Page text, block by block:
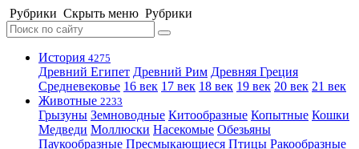
Рубрики Скрыть меню Рубрики
История 4275
Древний Египет Древний Рим Древняя Греция
Средневековье 16 век 17 век 18 век 19 век 20 век 21 век
Животные 2233
Грызуны Земноводные Китообразные Копытные Кошки
Медведи Моллюски Насекомые Обезьяны
Паукообразные Пресмыкающиеся Птицы Ракообразные